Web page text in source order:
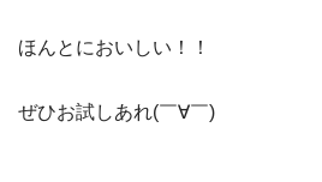
ほんとにおいしい！！
ぜひお試しあれ(￣∀￣)